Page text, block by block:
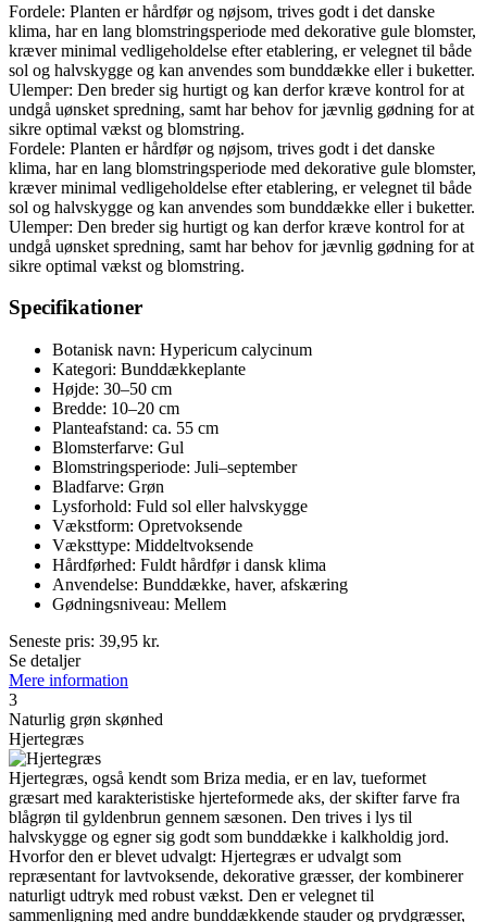
Fordele: Planten er hårdfør og nøjsom, trives godt i det danske
klima, har en lang blomstringsperiode med dekorative gule blomster,
kræver minimal vedligeholdelse efter etablering, er velegnet til både
sol og halvskygge og kan anvendes som bunddække eller i buketter.
Ulemper: Den breder sig hurtigt og kan derfor kræve kontrol for at
undgå uønsket spredning, samt har behov for jævnlig gødning for at
sikre optimal vækst og blomstring.
Fordele: Planten er hårdfør og nøjsom, trives godt i det danske
klima, har en lang blomstringsperiode med dekorative gule blomster,
kræver minimal vedligeholdelse efter etablering, er velegnet til både
sol og halvskygge og kan anvendes som bunddække eller i buketter.
Ulemper: Den breder sig hurtigt og kan derfor kræve kontrol for at
undgå uønsket spredning, samt har behov for jævnlig gødning for at
sikre optimal vækst og blomstring.
Specifikationer
Botanisk navn: Hypericum calycinum
Kategori: Bunddækkeplante
Højde: 30–50 cm
Bredde: 10–20 cm
Planteafstand: ca. 55 cm
Blomsterfarve: Gul
Blomstringsperiode: Juli–september
Bladfarve: Grøn
Lysforhold: Fuld sol eller halvskygge
Vækstform: Opretvoksende
Væksttype: Middeltvoksende
Hårdførhed: Fuldt hårdfør i dansk klima
Anvendelse: Bunddække, haver, afskæring
Gødningsniveau: Mellem
Seneste pris: 39,95 kr.
Se detaljer
Mere information
3
Naturlig grøn skønhed
Hjertegræs
Hjertegræs, også kendt som Briza media, er en lav, tueformet
græsart med karakteristiske hjerteformede aks, der skifter farve fra
blågrøn til gyldenbrun gennem sæsonen. Den trives i lys til
halvskygge og egner sig godt som bunddække i kalkholdig jord.
Hvorfor den er blevet udvalgt: Hjertegræs er udvalgt som
repræsentant for lavtvoksende, dekorative græsser, der kombinerer
naturligt udtryk med robust vækst. Den er velegnet til
sammenligning med andre bunddækkende stauder og prydgræsser,